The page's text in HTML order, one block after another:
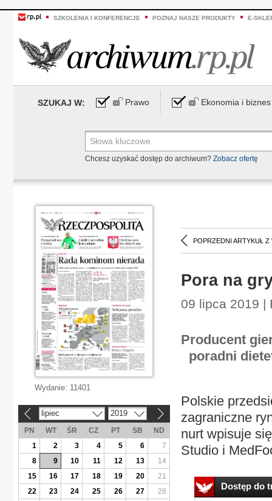
SZKOLENIA I KONFERENCJE POZNAJ NASZE PRODUKTY E-
SZUKAJ W: Prawo Ekonomia i biznes
Chcesz uzyskać dostęp do archiwum? Zobacz ofertę
POPRZEDNI ARTYKUŁ Z
Pora na
09 lipca 2019 |
Producent
poradni
Polskie
zagraniczne
nurt wpisuje
Studio i
Dostęp do
Wydanie: 11401
lipiec 2019
PN WT ŚR CZ PT SB
ND
1
2 3 4 5 6
7
8
9 10 11 12 13
14
15
16 17 18 19 20
21
22
23 24 25 26 27
28